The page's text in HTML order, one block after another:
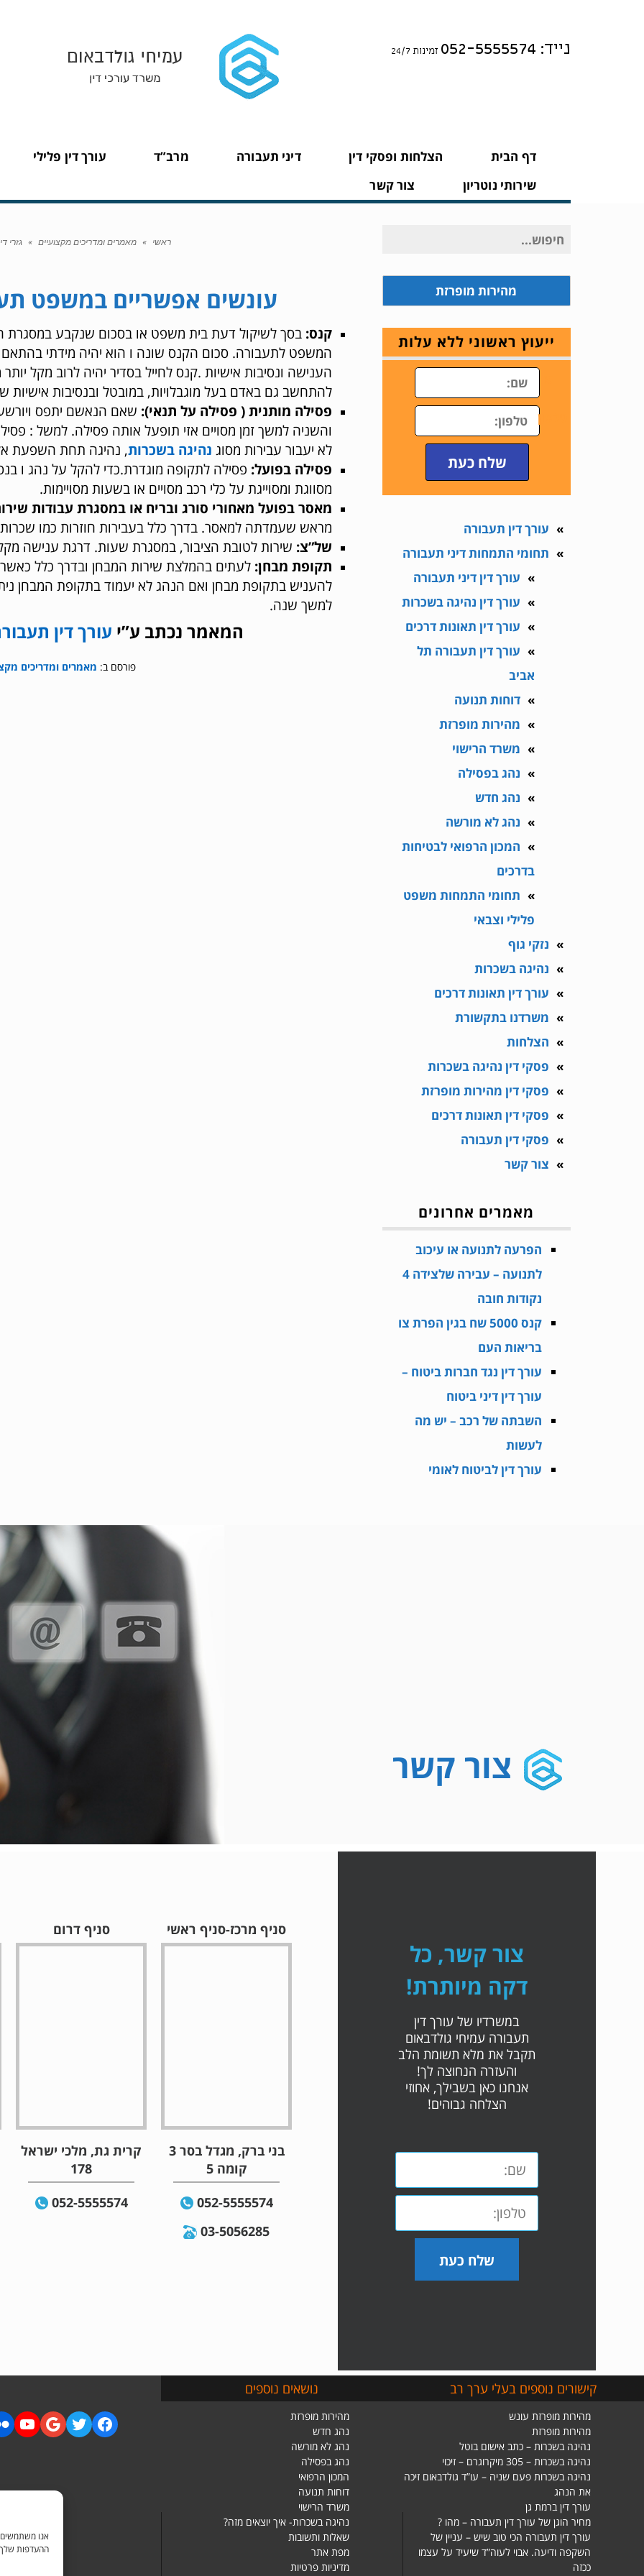
ההעדפות שלך
נייד: 052-5555574 זמינות 24/7
דף הבית הצלחות ופסקי דין דיני תעבורה מרב”ד
עורך דין פלילי
שירותי נוטריון
צור קשר
ראשי » מאמרים ומדריכים מקצועיים » גזרי
עונשים אפשריים במשפט
קנס: בסך לשיקול דעת בית משפט או בסכום שנקבע במסגרת
המשפט לתעבורה. סכום הקנס שונה ו הוא יהיה מידתי
הענישה ונסיבות אישיות .קנס לחייל בסדיר יהיה לרוב מקל
להתחשב גם באדם בעל מוגבלויות, במובטל ובנסיבות אישיות
פסילה מותנית ( פסילה על תנאי): שאם הנאשם יתפס
לא יעבור עבירות מסוג נהיגה בשכרות, נהיגה תחת השפעת
פסילה בפועל: פסילה לתקופה מוגדרת.כדי להקל על נהג ו
מסווגת ומסוייגת על כלי רכב מסויים או בשעות מסויימות.
מאסר בפועל מאחורי סורג ובריח או במסגרת עבודות
מראש שעמדתה למאסר. בדרך כלל בעבירות חוזרות כמו שכרות
של”צ: שירות לטובת הציבור, במסגרת שעות. דרגת ענישה
תקופת מבחן: לעתים בהמלצת שירות המבחן ובדרך כלל
להעניש בתקופת מבחן ואם הנהג לא יעמוד בתקופת המבחן
למשך שנה.
המאמר נכתב ע”י עורך דין
פורסם ב: מאמרים ומדריכים
חיפוש
מהירות מופרזת
ייעוץ ראשוני ללא עלות
טלפון
שלח כעת
עורך דין תעבורה
תחומי התמחות דיני תעבורה
עורך דין דיני תעבורה
עורך דין נהיגה בשכרות
עורך דין תאונות דרכים
עורך דין תעבורה תל
אביב
דוחות תנועה
מהירות מופרזת
משרד הרישוי
נהג בפסילה
נהג חדש
נהג לא מורשה
המכון הרפואי לבטיחות
בדרכים
תחומי התמחות משפט
פלילי וצבאי
נזקי גוף
נהיגה בשכרות
עורך דין תאונות דרכים
משרדנו בתקשורת
הצלחות
פסקי דין נהיגה בשכרות
פסקי דין מהירות מופרזת
פסקי דין תאונות דרכים
פסקי דין תעבורה
צור קשר
מאמרים אחרונים
הפרעה לתנועה או עיכוב
לתנועה – עבירה שלצידה 4
נקודות חובה
קנס 5000 שח בגין הפרת צו
בריאות העם
עורך דין נגד חברות ביטוח –
עורך דין דיני ביטוח
השבתה של רכב – יש מה
לעשות
עורך דין לביטוח לאומי
צור קשר
צור קשר, כל
דקה מיותרת!
במשרדיו של עורך דין
תעבורה עמיחי גולדבאום
תקבל את מלא תשומת הלב
והעזרה הנחוצה לך!
אנחנו כאן בשבילך, אחוזי
הצלחה גבוהים!
שלח כעת
סניף מרכז-סניף ראשי
בני ברק, מגדל בסר 3
קומה 5
052-5555574
03-5056285
סניף דרום
קרית גת, מלכי ישראל
178
052-5555574
קישורים נוספים בעלי ערך רב
מהירות מופרזת עונש
מהירות מופרזת
נהיגה בשכרות – כתב אישום בוטל
נהיגה בשכרות – 305 מיקרוגרם – זיכוי
נהיגה בשכרות פעם שניה – עו”ד גולדבאום זיכה
את הנהג
עורך דין ברמת גן
מחיר הוגן של עורך דין תעבורה – מהו ?
עורך דין תעבורה הכי טוב שיש – עניין של
השקפה ודיעה. אבוי לעוה”ד שיעיד על עצמו
ככזה
נושאים נוספים
מהירות מופרזת
נהג חדש
נהג לא מורשה
נהג בפסילה
המכון הרפואי
דוחות תנועה
משרד הרישוי
נהיגה בשכרות- איך יוצאים מזה?
שאלות ותשובות
מפת אתר
מדיניות פרטיות